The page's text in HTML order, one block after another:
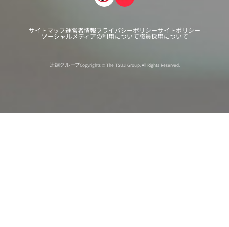
サイトマップ運営者情報プライバシーポリシーサイトポリシー
ソーシャルメディアの利用について職員採用について
辻調グループCopyrights © The TSUJI Group. All Rights Reserved.